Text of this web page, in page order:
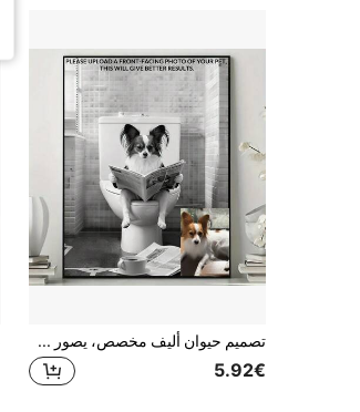
تصميم حيوان أليف مخصص، يصور حيوان أليف يجلس على المرحاض يقرأ جريدة، نمط أسود وأبيض، هدية حيوان أليف، هدية للأصدقاء والعائلة، ديكور منزلي غرفة المعيشة، هدية مضحكة للصديق، بورتريه حيوان أليف
5.92€